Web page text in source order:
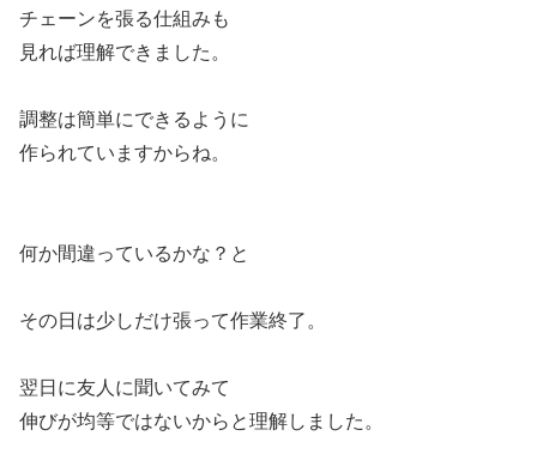
チェーンを張る仕組みも
見れば理解できました。
調整は簡単にできるように
作られていますからね。
何か間違っているかな？と
その日は少しだけ張って作業終了。
翌日に友人に聞いてみて
伸びが均等ではないからと理解しました。